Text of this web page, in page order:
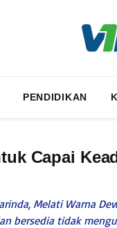
PENDIDIKAN
Capai
Melati Warna
bersedia tidak